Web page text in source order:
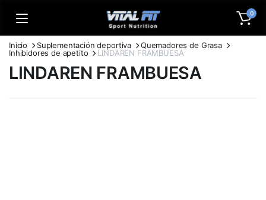
0
Inicio Suplementación deportiva
Quemadores de Grasa
Inhibidores de apetito
LINDAREN FRAMBUESA
LINDAREN FRAMBUESA